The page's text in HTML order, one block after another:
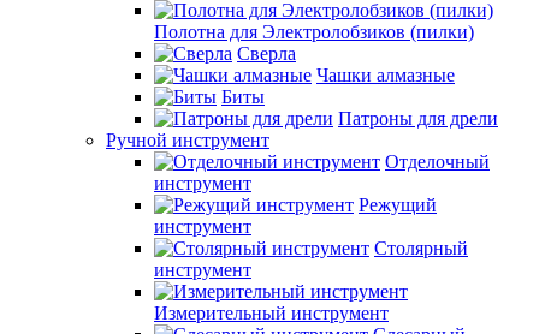
Полотна для Электролобзиков (пилки)
Сверла
Чашки алмазные
Биты
Патроны для дрели
Ручной инструмент
Отделочный
инструмент
Режущий
инструмент
Столярный
инструмент
Измерительный инструмент